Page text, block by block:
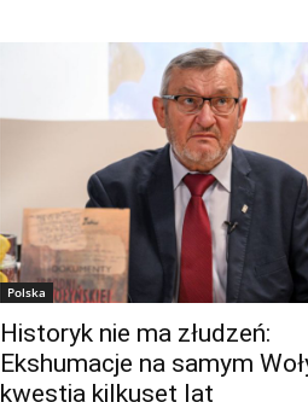
Polska
Historyk nie ma złudzeń:
Ekshumacje na samym
kwestia kilkuset lat